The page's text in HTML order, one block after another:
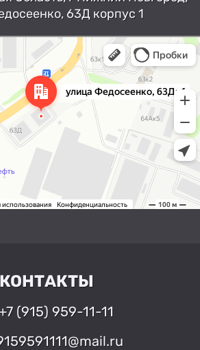
63Д корпус 1
Нижний Новгород
Улица Федосеенко, 63Дк1 —
Яндекс Карты
КОНТАКТЫ
+7 (915) 959-11-11